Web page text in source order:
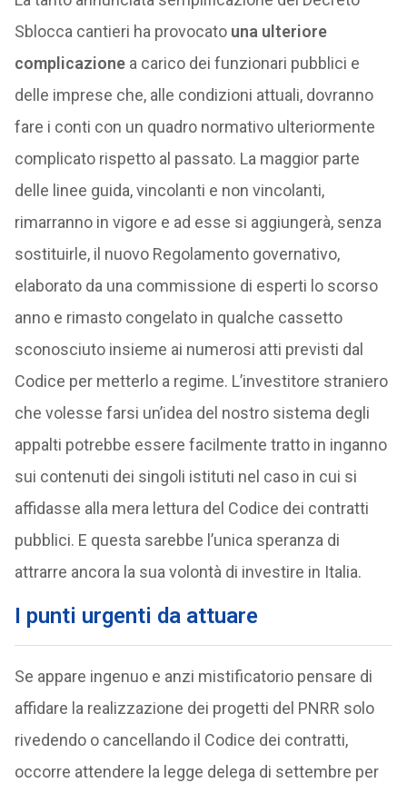
Sblocca cantieri ha provocato una ulteriore
complicazionea carico dei funzionari pubblici e
delle imprese che, alle condizioni attuali, dovranno
fare i conti con un quadro normativo ulteriormente
complicato rispetto al passato. La maggior parte
delle linee guida, vincolanti e non vincolanti,
rimarranno in vigore e ad esse si aggiungerà, senza
sostituirle, il nuovo Regolamento governativo,
elaborato da una commissione di esperti lo scorso
anno e rimasto congelato in qualche cassetto
sconosciuto insieme ai numerosi atti previsti dal
Codice per metterlo a regime. L’investitore straniero
che volesse farsi un’idea del nostro sistema degli
appalti potrebbe essere facilmente tratto in inganno
sui contenuti dei singoli istituti nel caso in cui si
affidasse alla mera lettura del Codice dei contratti
pubblici. E questa sarebbe l’unica speranza di
attrarre ancora la sua volontà di investire in Italia.
I punti urgenti da attuare
Se appare ingenuo e anzi mistificatorio pensare di
affidare la realizzazione dei progetti del PNRR solo
rivedendo o cancellando il Codice dei contratti,
occorre attendere la legge delega di settembre per